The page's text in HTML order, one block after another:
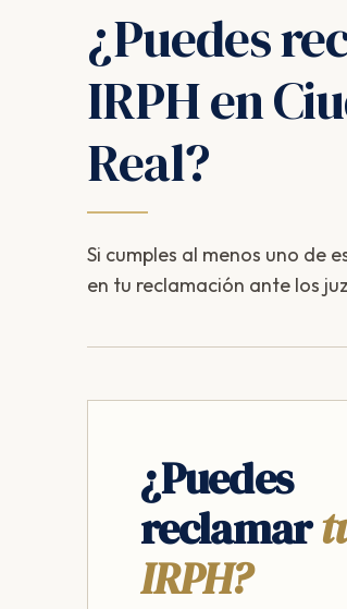
¿Puedes
IRPH en
Real?
Si cumples al menos uno de
en tu reclamación ante los
¿Puedes
reclamar
IRPH?